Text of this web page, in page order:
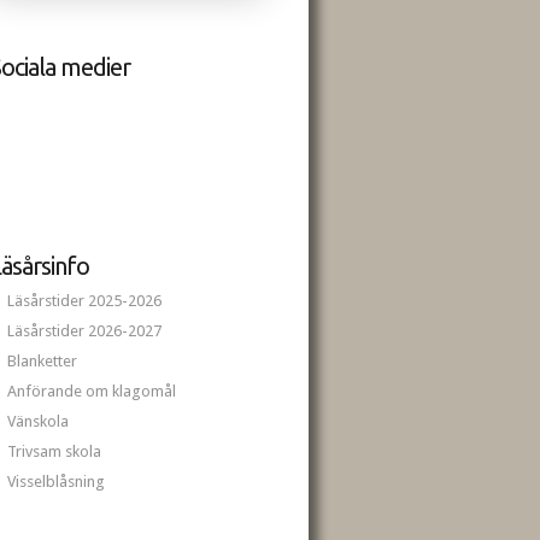
medier
Läsårstider 2025-2026
Läsårstider 2026-2027
Blanketter
Anförande om klagomål
Vänskola
Trivsam skola
Visselblåsning